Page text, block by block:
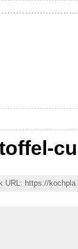
https://